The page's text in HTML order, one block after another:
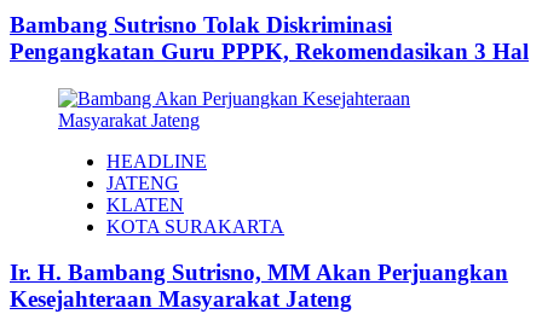
Bambang Sutrisno Tolak Diskriminasi
Pengangkatan Guru PPPK, Rekomendasikan 3 Hal
HEADLINE
JATENG
KLATEN
KOTA SURAKARTA
Ir. H. Bambang Sutrisno, MM Akan Perjuangkan
Kesejahteraan Masyarakat Jateng